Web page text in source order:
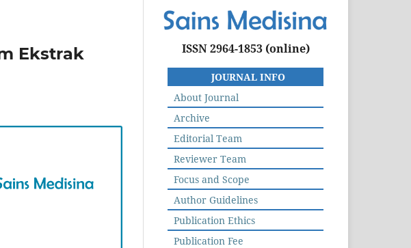
Ekstrak
ISSN 2964-1853 (online)
JOURNAL INFO
About Journal
Archive
Editorial Team
Reviewer Team
Focus and Scope
Author Guidelines
Publication Ethics
Publication Fee